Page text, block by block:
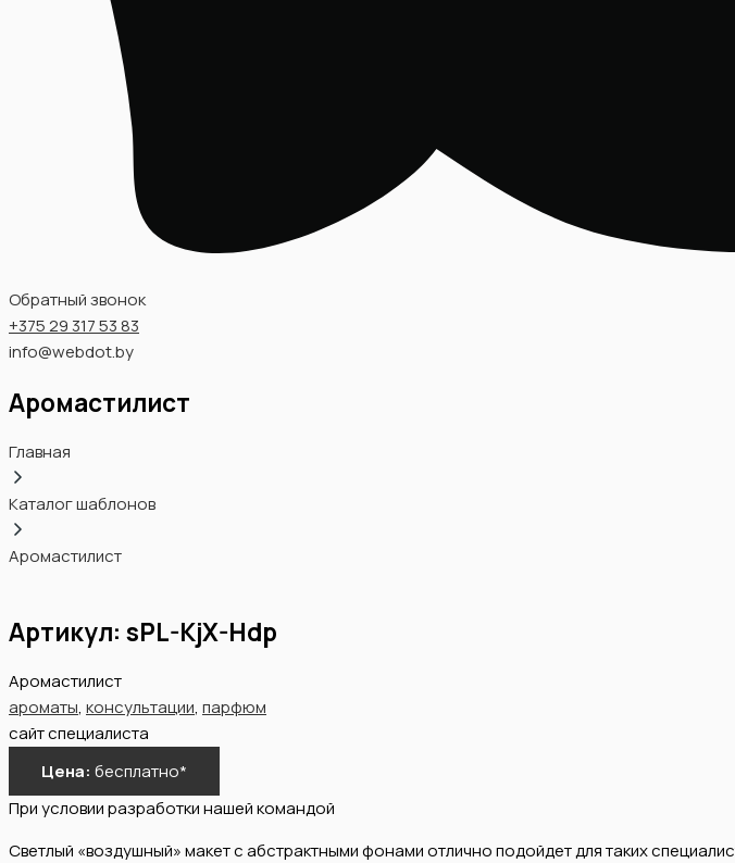
Обратный звонок
+375 29 317 53 83
info@webdot.by
Аромастилист
Главная
Каталог шаблонов
Аромастилист
Артикул: sPL-KjX-Hdp
Аромастилист
ароматы, консультации, парфюм
сайт специалиста
Цена: бесплатно*
При условии разработки нашей командой
Светлый «воздушный» макет с абстрактными фонами отлично подойдет для таких